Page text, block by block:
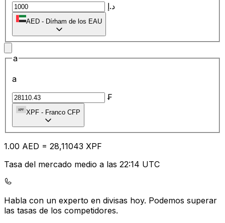
د.إ
AED - Dírham de los EAU
a
a
₣
XPF - Franco CFP
1.00 AED = 28,11043 XPF
Tasa del mercado medio a las 22:14 UTC
Habla con un experto en divisas hoy. Podemos superar
las tasas de los competidores.